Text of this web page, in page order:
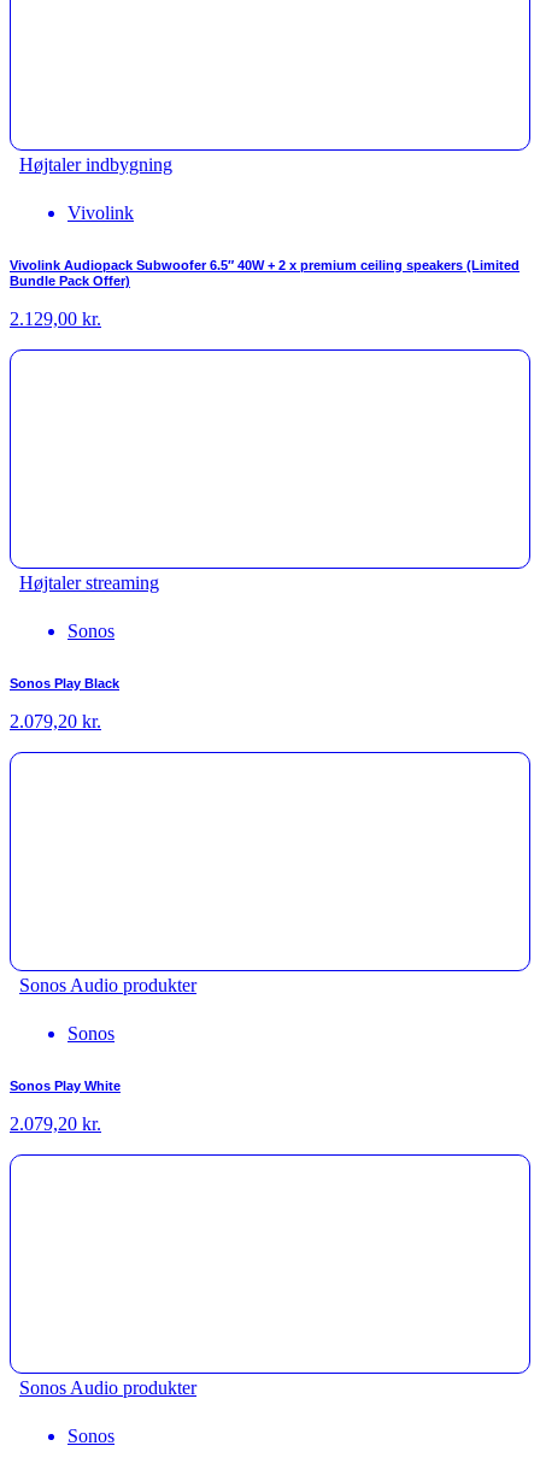
Højtaler indbygning
Vivolink
Vivolink Audiopack Subwoofer 6.5″ 40W + 2 x premium ceiling speakers (Limited
Bundle Pack Offer)
2.129,00 kr.
Højtaler streaming
Sonos
Sonos Play Black
2.079,20 kr.
Sonos Audio produkter
Sonos
Sonos Play White
2.079,20 kr.
Sonos Audio produkter
Sonos